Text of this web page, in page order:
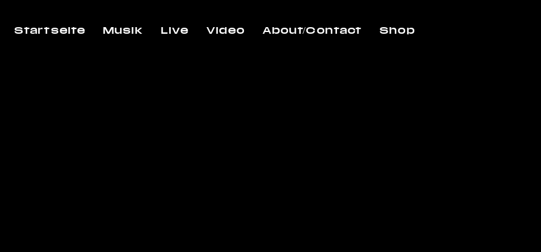
Startseite Musik Live Video About/Contact Shop